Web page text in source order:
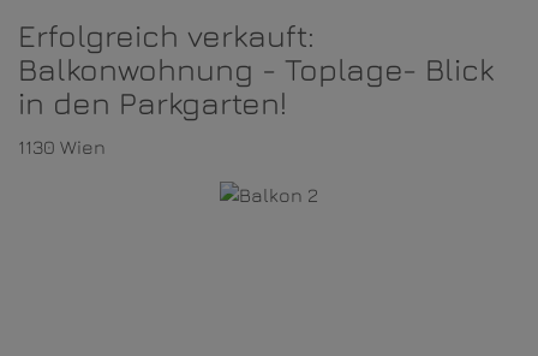
Erfolgreich verkauft:
Balkonwohnung - Toplage- Blick
in den Parkgarten!
1130 Wien